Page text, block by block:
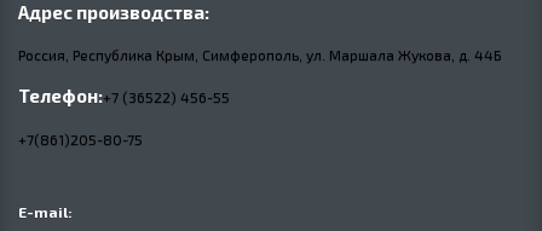
Адрес производства:
Россия, Республика Крым, Симферополь, ул. Маршала Жукова, д. 44Б
Телефон:+7 (36522) 456-55
+7(861)205-80-75
E-mail: